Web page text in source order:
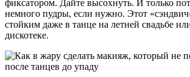
фиксатором. Дайте высохнуть. И только
немного пудры, если нужно. Этот
стойким даже в танце на летней свадьбе
дискотеке.